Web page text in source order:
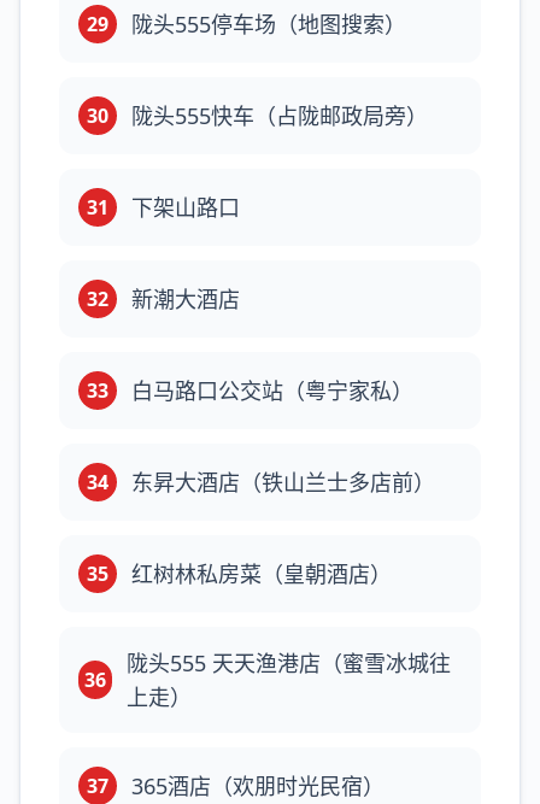
29 陇头555停车场（地图搜索）
30 陇头555快车（占陇邮政局旁）
31 下架山路口
32 新潮大酒店
33 白马路口公交站（粤宁家私）
34 东昇大酒店（铁山兰士多店前）
35 红树林私房菜（皇朝酒店）
36
陇头555 天天渔港店（蜜雪冰城往
上走）
37 365酒店（欢朋时光民宿）